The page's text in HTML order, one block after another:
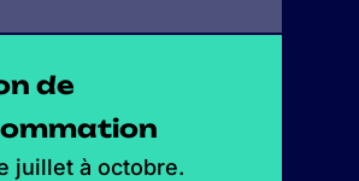
de
juillet à octobre.